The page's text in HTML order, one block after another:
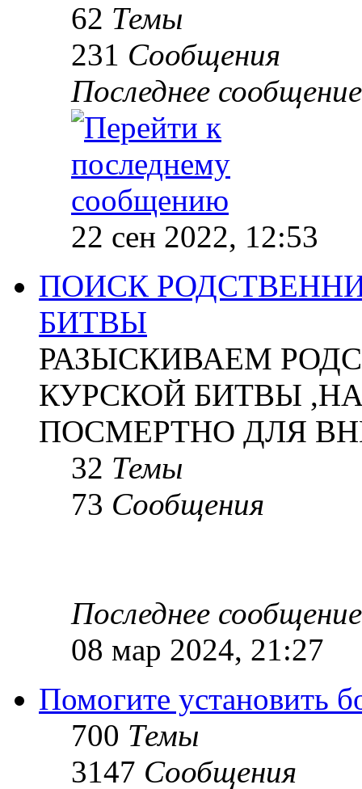
62 Темы
231 Сообщения
Последнее сообщение
22 сен 2022, 12:53
ПОИСК
БИТВЫ
РАЗЫСКИВАЕМ
КУРСКОЙ БИТВЫ
ПОСМЕРТНО ДЛЯ
32 Темы
73 Сообщения
Последнее сообщение
08 мар 2024, 21:27
Помогите установить
700 Темы
3147 Сообщения